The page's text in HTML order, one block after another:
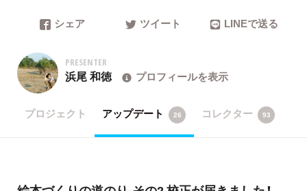
シェア ツイート LINEで送る
PRESENTER
浜尾 和徳 プロフィールを表示
プロジェクト アップデート 26 コレクター 93